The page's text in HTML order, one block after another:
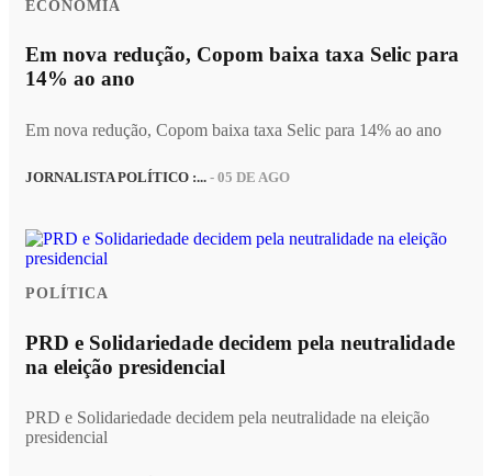
ECONOMIA
Em nova redução, Copom baixa taxa Selic para
14% ao ano
Em nova redução, Copom baixa taxa Selic para 14% ao ano
JORNALISTA POLÍTICO :... - 05 DE AGO
POLÍTICA
PRD e Solidariedade decidem pela neutralidade
na eleição presidencial
PRD e Solidariedade decidem pela neutralidade na eleição
presidencial